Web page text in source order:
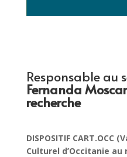
Responsable au
Fernanda
recherche
DISPOSITIF
Culturel d’Occitanie au